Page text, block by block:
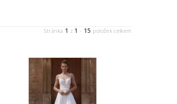
Stránka 1 z 1 - 15 položek celkem